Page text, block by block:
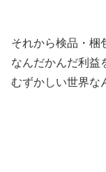
それから検品・梱
なんだかんだ利益
むずかしい世界な